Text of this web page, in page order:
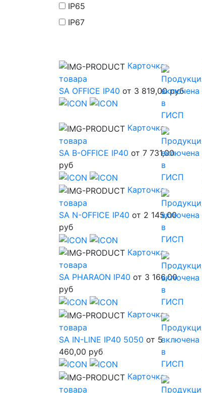
IP65
IP67
Карточка
товара
SA OFFICE IP40 от 3 819,00 руб
Карточка
товара
SA B-OFFICE IP40 от 7 731,00
руб
Карточка
товара
SA N-OFFICE IP40 от 2 145,00
руб
Карточка
товара
SA PHARAON IP40 от 3 166,00
руб
Карточка
товара
SA IN-LINE IP40 5050 от 5
460,00 руб
Карточка
товара